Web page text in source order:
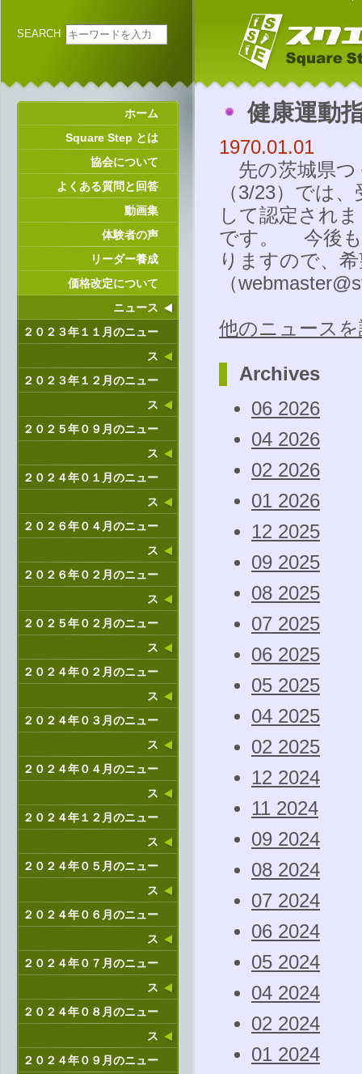
SEARCH
ホーム
Square Step とは
協会について
よくある質問と回答
動画集
体験者の声
リーダー養成
価格改定について
ニュース
２０２３年１１月のニュー
ス
２０２３年１２月のニュー
ス
２０２５年０９月のニュー
ス
２０２４年０１月のニュー
ス
２０２６年０４月のニュー
ス
２０２６年０２月のニュー
ス
２０２５年０２月のニュー
ス
２０２４年０２月のニュー
ス
２０２４年０３月のニュー
ス
２０２４年０４月のニュー
ス
２０２４年１２月のニュー
ス
２０２４年０５月のニュー
ス
２０２４年０６月のニュー
ス
２０２４年０７月のニュー
ス
２０２４年０８月のニュー
ス
２０２４年０９月のニュー
健康運動
1970.01.01
先の茨城県つ
（3/23）では
して認定され
です。 今後も
りますので、
（
他のニュース
Archives
06 2026
04 2026
02 2026
01 2026
12 2025
09 2025
08 2025
07 2025
06 2025
05 2025
04 2025
02 2025
12 2024
11 2024
09 2024
08 2024
07 2024
06 2024
05 2024
04 2024
02 2024
01 2024